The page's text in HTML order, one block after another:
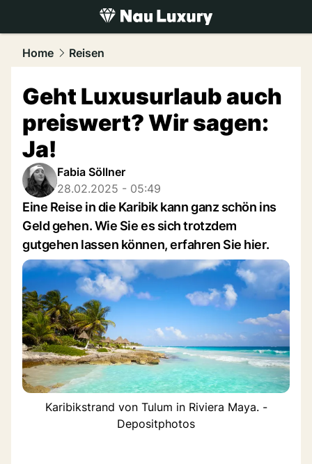
luxury.NAU.ch
Home Reisen
Geht Luxusurlaub auch
preiswert? Wir sagen:
Ja!
Fabia Söllner
28.02.2025 - 05:49
Eine Reise in die Karibik kann ganz schön ins
Geld gehen. Wie Sie es sich trotzdem
gutgehen lassen können, erfahren Sie hier.
Karibikstrand von Tulum in Riviera Maya. -
Depositphotos